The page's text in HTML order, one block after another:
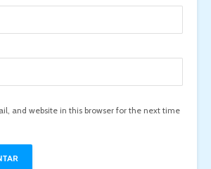
and website in this browser for the next time